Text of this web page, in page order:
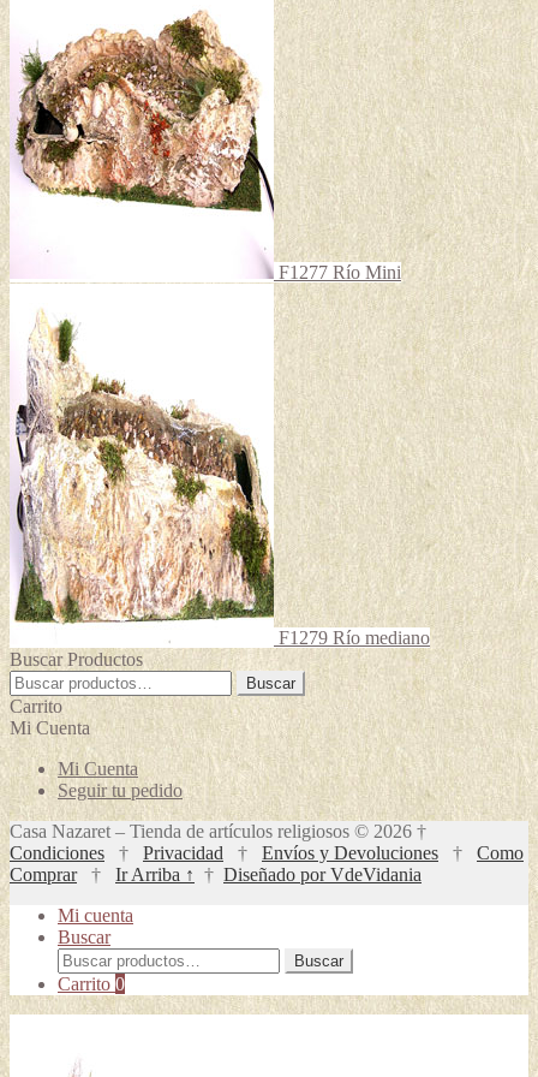
F1277 Río Mini
F1279 Río mediano
Buscar Productos
Buscar
por:
Buscar
Carrito
Mi Cuenta
Mi Cuenta
Seguir tu pedido
Casa Nazaret – Tienda de artículos religiosos © 2026 †
Condiciones † Privacidad † Envíos y Devoluciones † Como
Comprar† Ir Arriba ↑ † Diseñado por VdeVidania
Mi cuenta
Buscar
Buscar
por:
Buscar
Carrito 0